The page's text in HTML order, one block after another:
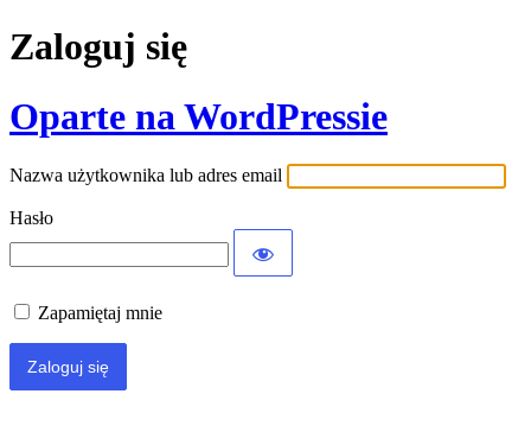
Zaloguj się
Oparte na WordPressie
Nazwa użytkownika lub adres email
Hasło
Zapamiętaj mnie